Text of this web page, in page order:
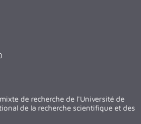
de recherche de l'Université de
de la recherche scientifique et des